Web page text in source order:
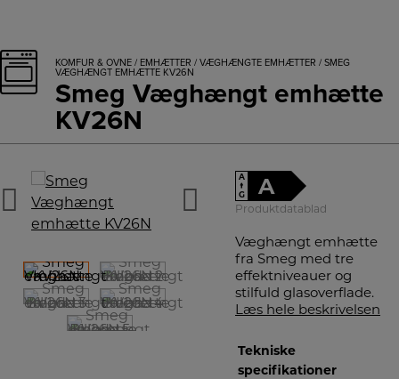
KOMFUR & OVNE / EMHÆTTER / VÆGHÆNGTE EMHÆTTER / SMEG
VÆGHÆNGT EMHÆTTE KV26N
Smeg Væghængt emhætte
KV26N
A
↑
G
A
Produktdatablad
Væghængt emhætte
fra Smeg med tre
effektniveauer og
stilfuld glasoverflade.
Læs hele beskrivelsen
Tekniske
specifikationer